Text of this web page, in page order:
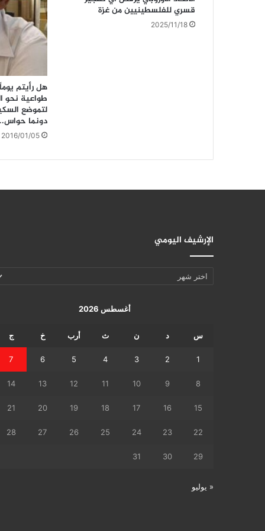
قسري للفلسطينيين من غزة
2025/11/18
هل رأيتم
طواعية نحو
لتموضع
دونما
2016/01/05
الإرشيف اليومي
الإرشيف
أغسطس 2026
س د ن ث أرب خ ج
1
2
3
4
5
6
7
8
9
10
11
12
13
14
15
16
17
18
19
20
21
22
23
24
25
26
27
28
29
30
31
« يوليو